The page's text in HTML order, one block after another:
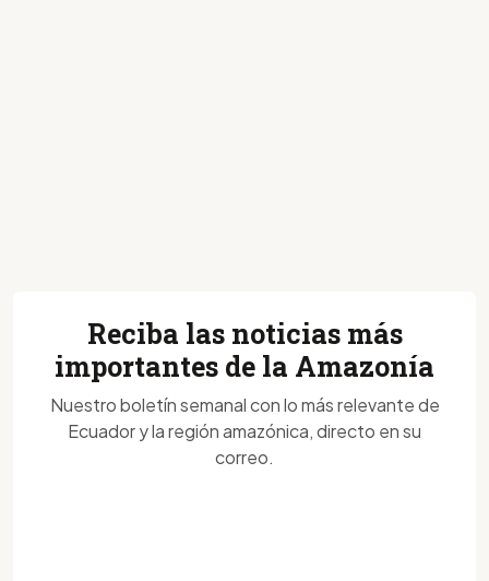
Reciba las noticias más
importantes de la Amazonía
Nuestro boletín semanal con lo más relevante de
Ecuador y la región amazónica, directo en su
correo.